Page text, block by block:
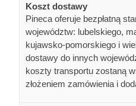
Koszt dostawy
Pineca oferuje bezpłatną
województw: lubelskiego,
kujawsko-pomorskiego i
dostawy do innych
koszty transportu zostaną
złożeniem zamówienia i